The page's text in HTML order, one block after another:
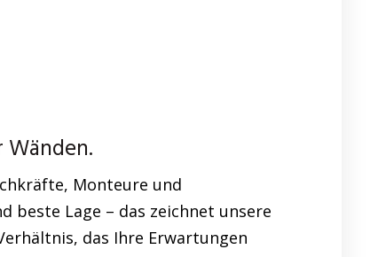
Monteure und
beste Lage – das zeichnet unsere
das Ihre Erwartungen